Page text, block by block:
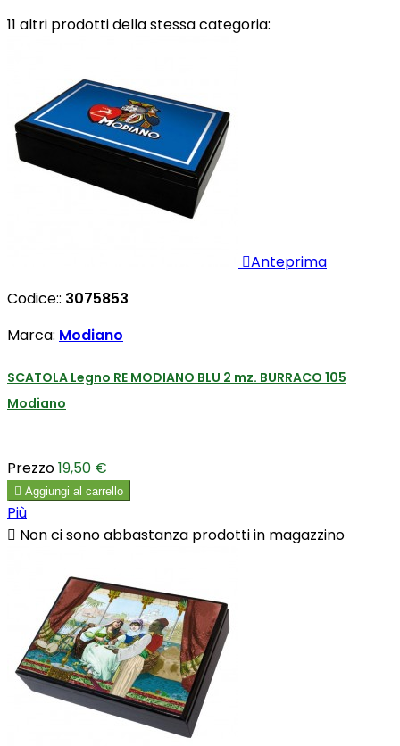
11 altri prodotti della stessa categoria:
Anteprima
Codice:: 3075853
Marca: Modiano
SCATOLA Legno RE MODIANO BLU 2 mz. BURRACO 105
Modiano
Prezzo19,50 €
 Aggiungi al carrello
Più
 Non ci sono abbastanza prodotti in magazzino